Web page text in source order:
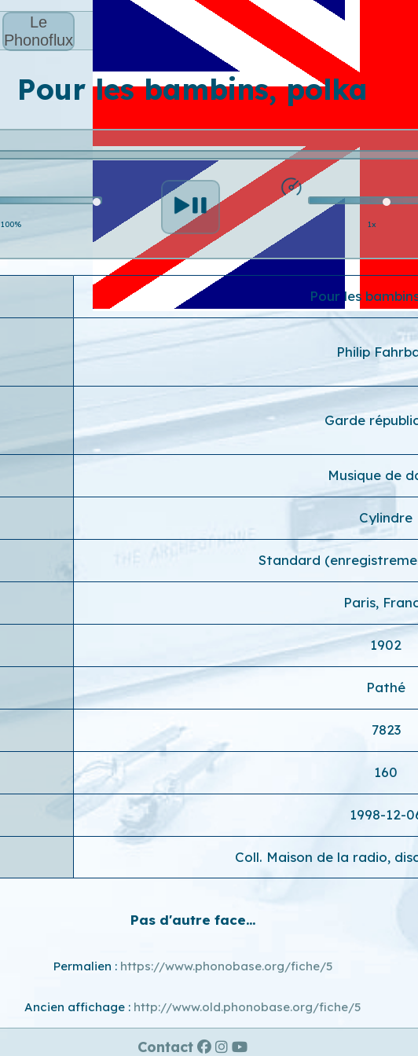
Le
Phonoflux
Pour les bambins, polka
100% 1x
Pour les
Philip
Garde
Musique de
Cylindre
Standard
Paris,
1902
Pathé
7823
160
1998-12-
Coll. Maison de la radio,
Pas d'autre face...
Permalien : https://www.phonobase.org/fiche/5
Ancien affichage : http://www.old.phonobase.org/fiche/5
Contact